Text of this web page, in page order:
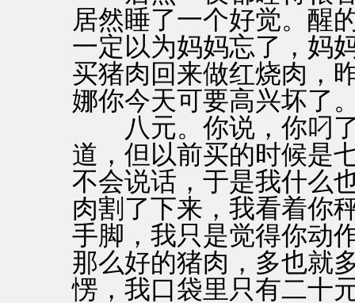
居然睡了一个好觉。醒
一定以为妈妈忘了，妈
买猪肉回来做红烧肉，
娜你今天可要高兴坏了
八元。你说，你叼了
道，但以前买的时候是
不会说话，于是我什么
肉割了下来，我看着你
手脚，我只是觉得你动
那么好的猪肉，多也就
愣，我口袋里只有二十